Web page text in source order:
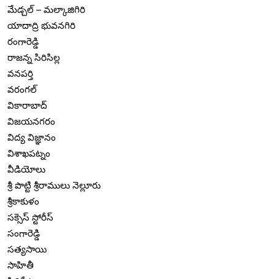
మేడ్చల్ – మల్కాజిగిరి
యాదాద్రి భువనగిరి
రంగారెడ్డి
రాజన్న సిరిసిల్ల
వనపర్తి
వరంగల్
వికారాబాద్
విజయనగరం
విద్య విజ్ఞానం
విశాఖపట్నం
వీడియోలు
శ్రీ పొట్టి శ్రీరాములు నెల్లూరు
శ్రీకాకుళం
సక్సెస్ స్టోరీస్
సంగారెడ్డి
సత్యసాయి
సాహితీ